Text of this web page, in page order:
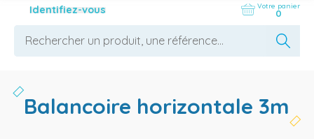
Identifiez-vous Votre panier
0
balancoire horizontale 3m